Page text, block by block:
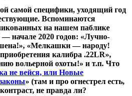
самой специфики, уходящий год
Вспоминаются
на нашем паблике
начале 2020 годов: «Лучно-
«Мелкашки — народу!
калибра .22LR»,
вольерной охоты!» и т.п. Что
не вейся, или Новые
» (там и про огнестрел есть,
не правда ли?